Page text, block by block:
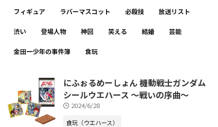
フィギュア ラバーマスコット 必殺技 放送リスト
渋い 登場人物 神回 笑える 結婚 芸能
金田一少年の事件簿 食玩
にふぉるめーしょん 機動戦士ガンダム
シールウエハース ～戦いの序曲～
2024/6/28
食玩（ウエハース）